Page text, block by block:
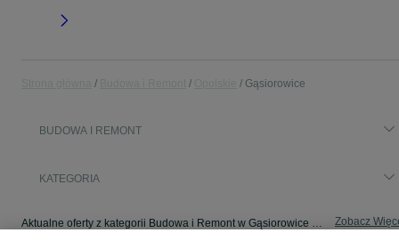
Gąsiorowice
BUDOWA I REMONT
KATEGORIA
Aktualne oferty z kategorii Budowa i Remont w Gąsiorowice blisko Ciebie ➤ Kupuj nowe lub używane w dobrej cenie, przeglądaj lokalne ogłoszenia ☝ Szybkie kupno i sprzedaż na OLX.pl Zobacz